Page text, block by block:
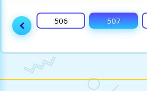
505 506 507